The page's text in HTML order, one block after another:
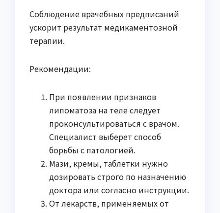
Соблюдение врачебных предписаний
ускорит результат медикаментозной
терапии.
Рекомендации:
При появлении признаков
липоматоза на теле следует
проконсультироваться с врачом.
Специалист выберет способ
борьбы с патологией.
Мази, кремы, таблетки нужно
дозировать строго по назначению
доктора или согласно инструкции.
От лекарств, применяемых от